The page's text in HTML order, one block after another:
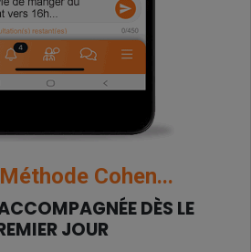
Cohen...
DÈS LE
JOUR